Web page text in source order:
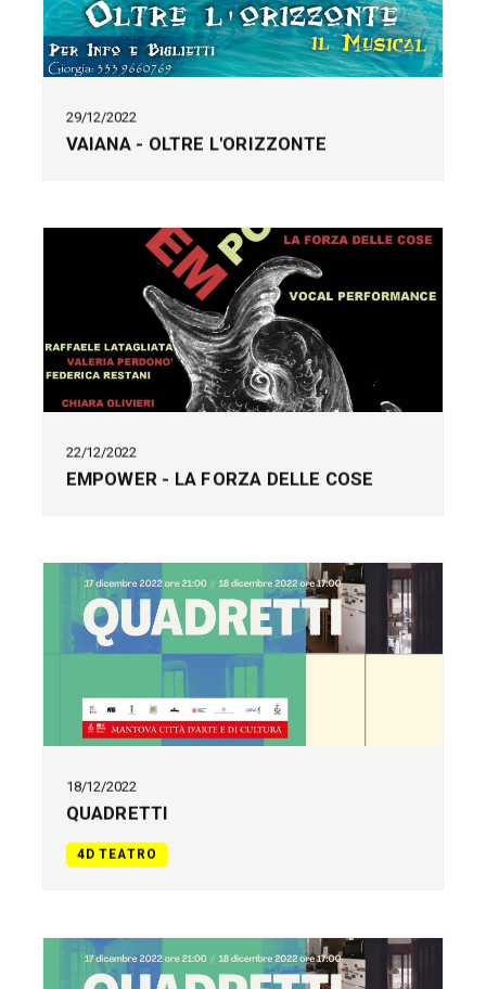
29/12/2022
VAIANA - OLTRE L'ORIZZONTE
22/12/2022
EMPOWER - LA FORZA DELLE COSE
18/12/2022
QUADRETTI
4D TEATRO